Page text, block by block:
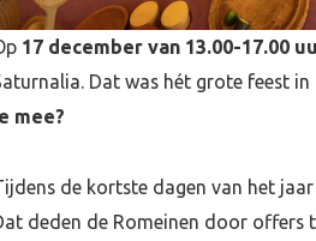
17 december van 13.00-17.00
Dat was hét grote feest
mee?
de kortste dagen van het
deden de Romeinen door offers